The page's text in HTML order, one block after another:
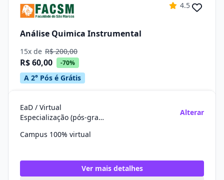
4.5
Análise Quimica Instrumental
15x de R$ 200,00
R$ 60,00 -70%
A 2° Pós é Grátis
EaD / Virtual
Especialização (pós-graduação)
Alterar
Campus 100% virtual
Ver mais detalhes